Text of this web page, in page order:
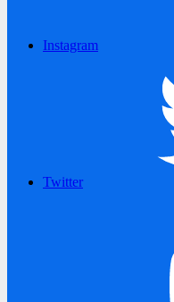
Instagram
Twitter